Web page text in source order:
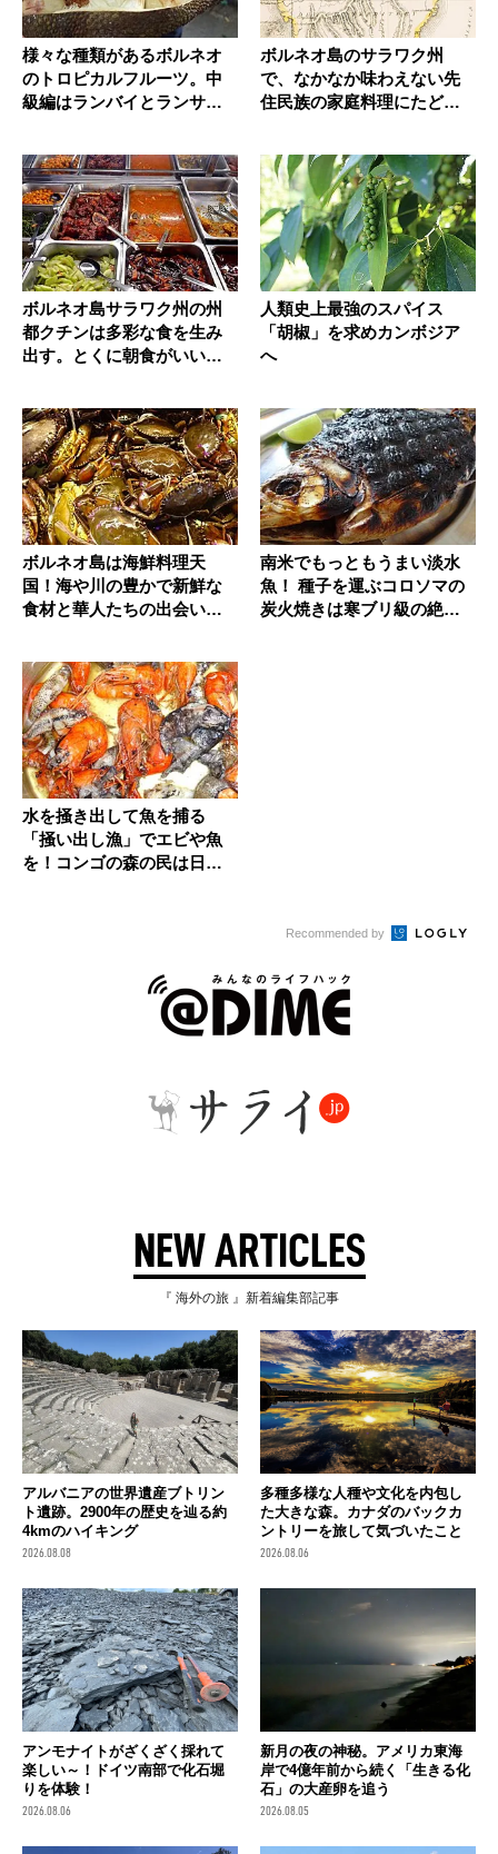
様々な種類があるボルネオ
のトロピカルフルーツ。中
級編はランバイとランサー
ボルネオ島のサラワク州
で、なかなか味わえない先
住民族の家庭料理にたどり
ボルネオ島サラワク州の州
都クチンは多彩な食を生み
出す。とくに朝食がいい
人類史上最強のスパイス
「胡椒」を求めカンボジア
へ
ボルネオ島は海鮮料理天
国！海や川の豊かで新鮮な
食材と華人たちの出会いが
南米でもっともうまい淡水
魚！ 種子を運ぶコロソマの
炭火焼きは寒ブリ級の絶品
水を掻き出して魚を捕る
「掻い出し漁」でエビや魚
を！コンゴの森の民は日々
Recommended by
NEW ARTICLES
『 海外の旅 』新着編集部記事
アルバニアの世界遺産ブトリン
ト遺跡。2900年の歴史を辿る約
4kmのハイキング
2026.08.08
多種多様な人種や文化を内包し
た大きな森。カナダのバックカ
ントリーを旅して気づいたこと
2026.08.06
アンモナイトがざくざく採れて
楽しい～！ドイツ南部で化石堀
りを体験！
2026.08.06
新月の夜の神秘。アメリカ東海
岸で4億年前から続く「生きる化
石」の大産卵を追う
2026.08.05